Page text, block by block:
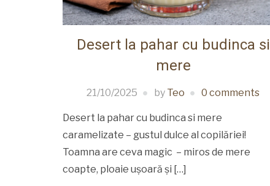
Desert la pahar cu budinca si
mere
21/10/2025 by Teo 0 comments
Desert la pahar cu budinca si mere
caramelizate – gustul dulce al copilăriei!
Toamna are ceva magic – miros de mere
coapte, ploaie ușoară și […]